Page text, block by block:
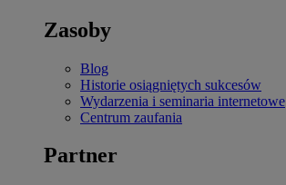
Zasoby
Blog
Historie osiągniętych sukcesów
Wydarzenia i seminaria internetowe
Centrum zaufania
Partner